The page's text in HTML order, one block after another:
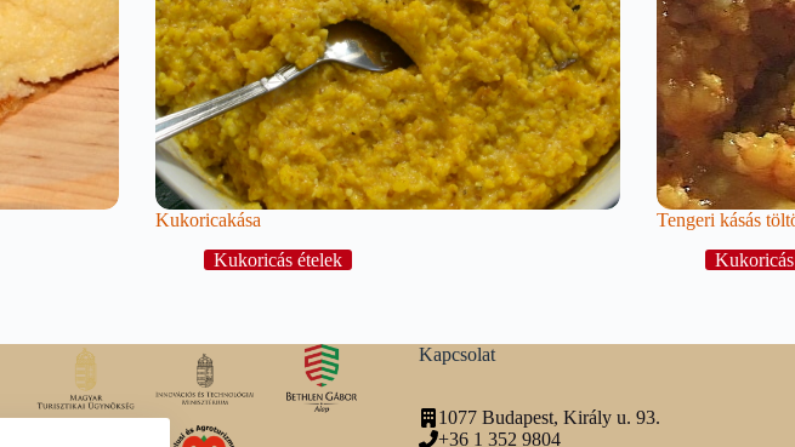
Kukoricakása
Kukoricás ételek
Tengeri kásás
Kapcsolat
1077 Budapest, Király u. 93.
+36 1 352 9804